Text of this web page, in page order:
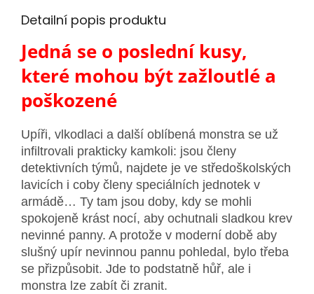
Detailní popis produktu
Jedná se o poslední kusy,
které mohou být zažloutlé a
poškozené
Upíři, vlkodlaci a další oblíbená monstra se už
infiltrovali prakticky kamkoli: jsou členy
detektivních týmů, najdete je ve středoškolských
lavicích i coby členy speciálních jednotek v
armádě… Ty tam jsou doby, kdy se mohli
spokojeně krást nocí, aby ochutnali sladkou krev
nevinné panny. A protože v moderní době aby
slušný upír nevinnou pannu pohledal, bylo třeba
se přizpůsobit. Jde to podstatně hůř, ale i
monstra lze zabít či zranit.